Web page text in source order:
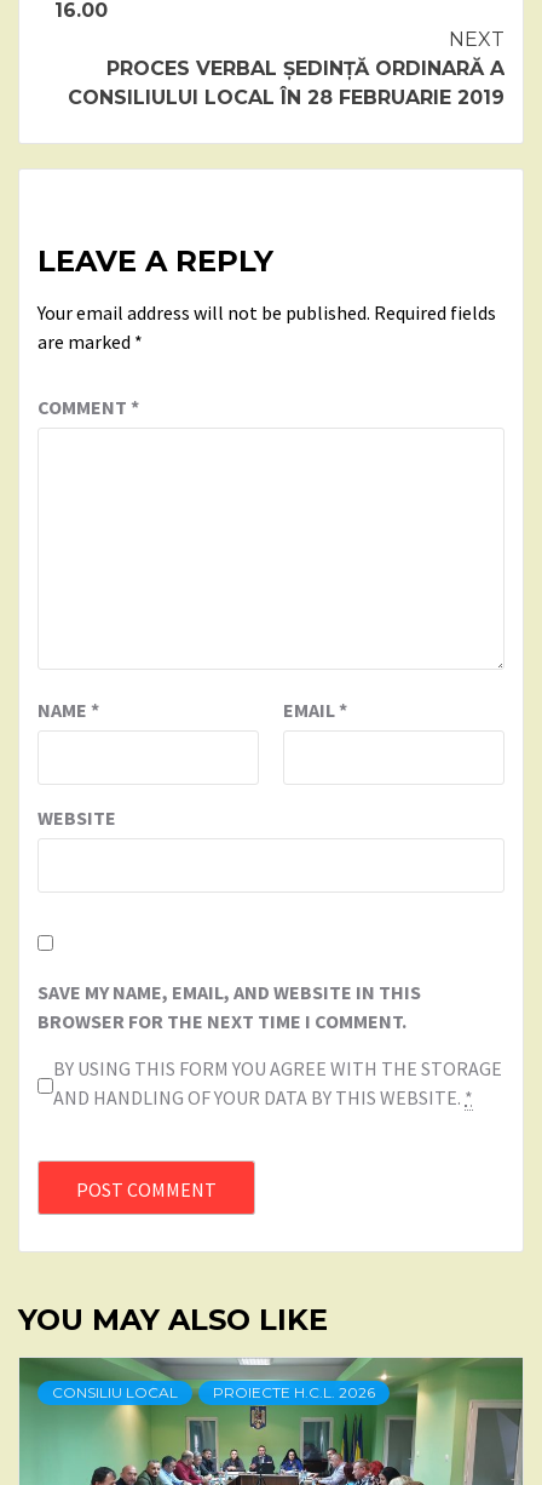
16.00
NEXT
PROCES VERBAL ȘEDINȚĂ ORDINARĂ A
CONSILIULUI LOCAL ÎN 28 FEBRUARIE 2019
LEAVE A REPLY
Your email address will not be published. Required fields
are marked *
COMMENT *
NAME * EMAIL*
WEBSITE
SAVE MY NAME, EMAIL, AND WEBSITE IN THIS
BROWSER FOR THE NEXT TIME I COMMENT.
BY USING THIS FORM YOU AGREE WITH THE STORAGE
AND HANDLING OF YOUR DATA BY THIS WEBSITE. *
YOU MAY ALSO LIKE
CONSILIU LOCAL PROIECTE H.C.L. 2026